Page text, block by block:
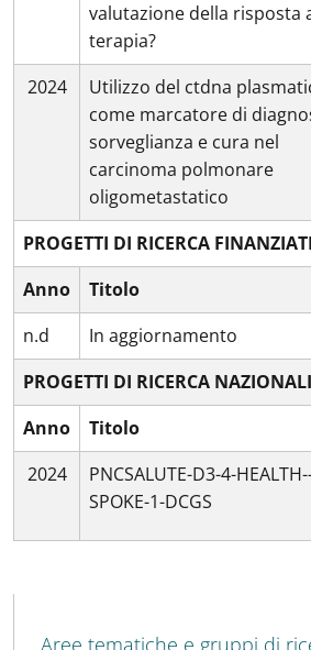
valutazione della risposta
terapia?
2024
Utilizzo del ctdna
come marcatore di
sorveglianza e cura nel
carcinoma polmonare
oligometastatico
PROGETTI DI RICERCA
Anno
Titolo
n.d
In aggiornamento
PROGETTI DI RICERCA NAZIONALI
Anno
Titolo
2024
PNCSALUTE-D3-4-
SPOKE-1-DCGS
MENU CEV SECOND
Aree tematiche e gruppi di